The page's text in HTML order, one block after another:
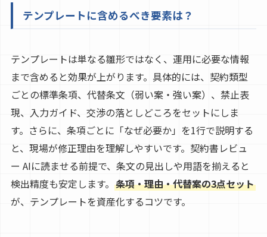
テンプレートに含めるべき要素は？
テンプレートは単なる雛形ではなく、運用に必要な情報
まで含めると効果が上がります。具体的には、契約類型
ごとの標準条項、代替条文（弱い案・強い案）、禁止表
現、入力ガイド、交渉の落としどころをセットにしま
す。さらに、条項ごとに「なぜ必要か」を1行で説明する
と、現場が修正理由を理解しやすいです。契約書レビュ
ー AIに読ませる前提で、条文の見出しや用語を揃えると
検出精度も安定します。 条項・理由・代替案の3点セット
が、テンプレートを資産化するコツです。